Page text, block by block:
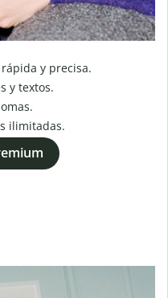
y precisa.
y textos.
ilimitadas.